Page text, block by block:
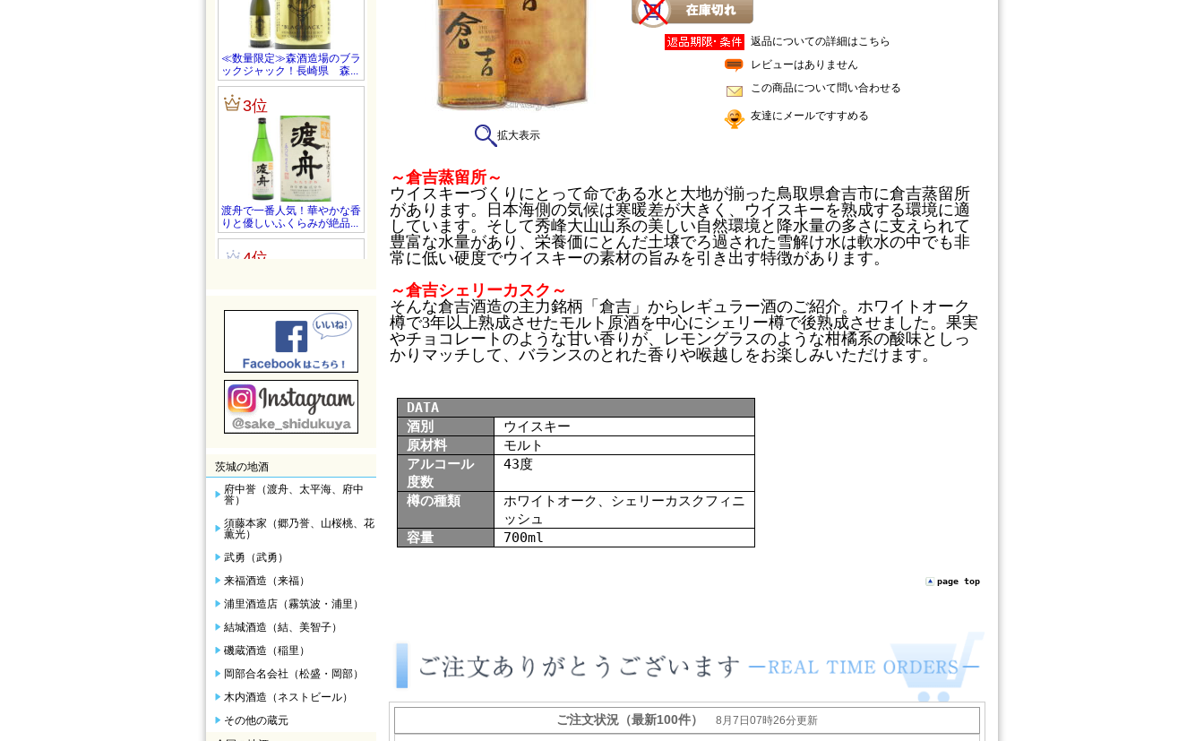
茨城の地酒
府中誉（渡舟、太平海、府中
誉）
須藤本家（郷乃誉、山桜桃、花
薫光）
武勇（武勇）
来福酒造（来福）
浦里酒造店（霧筑波・浦里）
結城酒造（結、美智子）
磯蔵酒造（稲里）
岡部合名会社（松盛・岡部）
木内酒造（ネストビール）
その他の蔵元
拡大表示
返品についての詳細はこちら
レビューはありません
この商品について問い合わせる
友達にメールですすめる
～倉吉蒸留所～
ウイスキーづくりにとって命である水と大地が揃った鳥取県倉吉市に倉吉蒸留所
があります。日本海側の気候は寒暖差が大きく、ウイスキーを熟成する環境に適
しています。そして秀峰大山山系の美しい自然環境と降水量の多さに支えられて
豊富な水量があり、栄養価にとんだ土壌でろ過された雪解け水は軟水の中でも非
常に低い硬度でウイスキーの素材の旨みを引き出す特徴があります。
～倉吉シェリーカスク～
そんな倉吉酒造の主力銘柄「倉吉」からレギュラー酒のご紹介。ホワイトオーク
樽で3年以上熟成させたモルト原酒を中心にシェリー樽で後熟成させました。果実
やチョコレートのような甘い香りが、レモングラスのような柑橘系の酸味としっ
かりマッチして、バランスのとれた香りや喉越しをお楽しみいただけます。
DATA
酒別
ウイスキー
原材料
モルト
アルコール
度数
43度
樽の種類
ホワイトオーク、シェリーカスクフィニ
ッシュ
容量
700ml
page top